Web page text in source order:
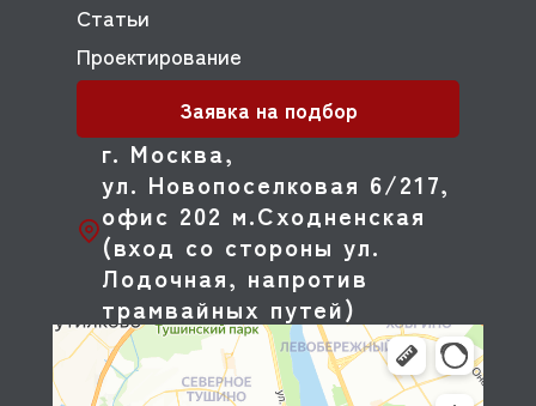
г. Москва,
ул. Новопоселковая 6/217,
офис 202 м.Сходненская
(вход со стороны ул.
Лодочная, напротив
трамвайных путей)
Статьи
Проектирование
Заявка на подбор